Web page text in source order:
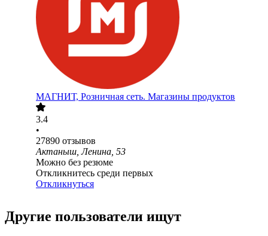
МАГНИТ, Розничная сеть. Магазины продуктов
3.4
•
27890 отзывов
Актаныш, Ленина, 53
Можно без резюме
Откликнитесь среди первых
Откликнуться
Другие пользователи ищут